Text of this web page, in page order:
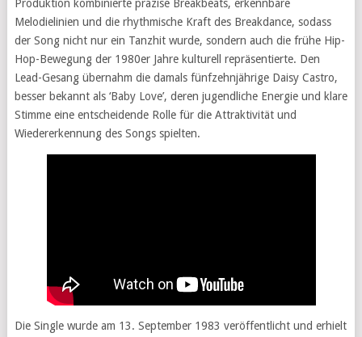
Produktion kombinierte präzise Breakbeats, erkennbare
Melodielinien und die rhythmische Kraft des Breakdance, sodass
der Song nicht nur ein Tanzhit wurde, sondern auch die frühe Hip-
Hop-Bewegung der 1980er Jahre kulturell repräsentierte. Den
Lead-Gesang übernahm die damals fünfzehnjährige Daisy Castro,
besser bekannt als ‘Baby Love’, deren jugendliche Energie und klare
Stimme eine entscheidende Rolle für die Attraktivität und
Wiedererkennung des Songs spielten.
Die Single wurde am 13. September 1983 veröffentlicht und erhielt